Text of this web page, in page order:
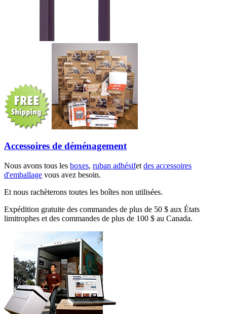
Accessoires de déménagement
Nous avons tous les boxes, ruban adhésifet des accessoires
d'emballage vous avez besoin.
Et nous rachèterons toutes les boîtes non utilisées.
Expédition gratuite des commandes de plus de 50 $ aux États
limitrophes et des commandes de plus de 100 $ au Canada.